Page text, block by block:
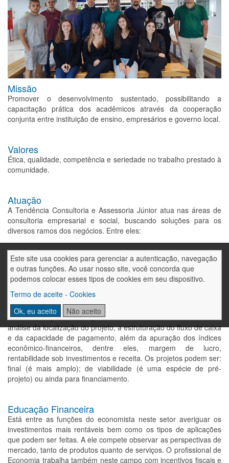
Este site usa cookies para gerenciar a autenticação, navegação
e outras funções. Ao usar nosso site, você concorda que
podemos colocar esses tipos de cookies em seu dispositivo.
Termo de aceite - Cookies
Ok, eu aceito
Não aceito
Missão
Promover o desenvolvimento sustentado, possibilitando a
capacitação prática dos acadêmicos através da cooperação
conjunta entre instituição de ensino, empresários e governo local.
Valores
Ética, qualidade, competência e seriedade no trabalho prestado à
comunidade.
Atuação
A Tendência Consultoria e Assessoria Júnior atua nas áreas de
consultoria empresarial e social, buscando soluções para os
diversos ramos dos negócios. Entre eles:
Estudo de viabilidade econômica
O economista verifica se a elaboração de um determinado
projeto é ou não viável. Dessa forma, o economista é
responsável pelo estudo de mercado e comercialização, estudos
de custos e receitas, de tamanho ou escala do projeto.
Também faz parte da função dele avaliar as fontes financeiras, a
análise da localização do projeto, a estruturação do fluxo de caixa
e da capacidade de pagamento, além da apuração dos índices
econômico-financeiros, dentre eles, margem de lucro,
rentabilidade sob investimentos e receita. Os projetos podem ser:
final (é mais amplo); de viabilidade (é uma espécie de pré-
projeto) ou ainda para financiamento.
Educação Financeira
Está entre as funções do economista neste setor averiguar os
investimentos mais rentáveis bem como os tipos de aplicações
que podem ser feitas. A ele compete observar as perspectivas de
mercado, tanto de produtos quanto de serviços. O profissional de
Economia trabalha também neste campo com incentivos fiscais e